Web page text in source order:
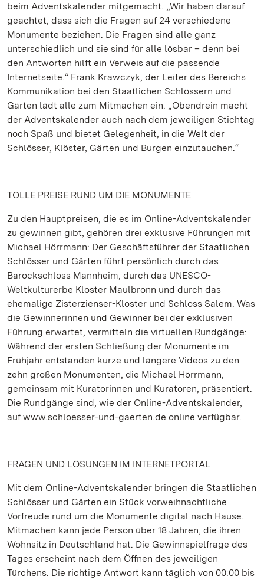
beim Adventskalender mitgemacht. „Wir haben darauf
geachtet, dass sich die Fragen auf 24 verschiedene
Monumente beziehen. Die Fragen sind alle ganz
unterschiedlich und sie sind für alle lösbar – denn bei
den Antworten hilft ein Verweis auf die passende
Internetseite.“ Frank Krawczyk, der Leiter des Bereichs
Kommunikation bei den Staatlichen Schlössern und
Gärten lädt alle zum Mitmachen ein. „Obendrein macht
der Adventskalender auch nach dem jeweiligen Stichtag
noch Spaß und bietet Gelegenheit, in die Welt der
Schlösser, Klöster, Gärten und Burgen einzutauchen.“
TOLLE PREISE RUND UM DIE MONUMENTE
Zu den Hauptpreisen, die es im Online-Adventskalender
zu gewinnen gibt, gehören drei exklusive Führungen mit
Michael Hörrmann: Der Geschäftsführer der Staatlichen
Schlösser und Gärten führt persönlich durch das
Barockschloss Mannheim, durch das UNESCO-
Weltkulturerbe Kloster Maulbronn und durch das
ehemalige Zisterzienser-Kloster und Schloss Salem. Was
die Gewinnerinnen und Gewinner bei der exklusiven
Führung erwartet, vermitteln die virtuellen Rundgänge:
Während der ersten Schließung der Monumente im
Frühjahr entstanden kurze und längere Videos zu den
zehn großen Monumenten, die Michael Hörrmann,
gemeinsam mit Kuratorinnen und Kuratoren, präsentiert.
Die Rundgänge sind, wie der Online-Adventskalender,
auf www.schloesser-und-gaerten.de online verfügbar.
FRAGEN UND LÖSUNGEN IM INTERNETPORTAL
Mit dem Online-Adventskalender bringen die Staatlichen
Schlösser und Gärten ein Stück vorweihnachtliche
Vorfreude rund um die Monumente digital nach Hause.
Mitmachen kann jede Person über 18 Jahren, die ihren
Wohnsitz in Deutschland hat. Die Gewinnspielfrage des
Tages erscheint nach dem Öffnen des jeweiligen
Türchens. Die richtige Antwort kann täglich von 00:00 bis